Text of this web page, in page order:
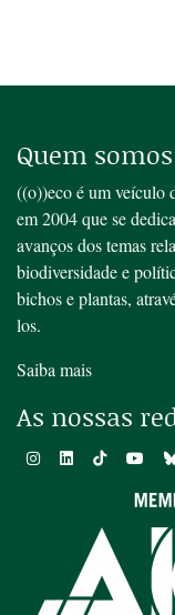
Quem somos
((o))eco é um veículo
em 2004 que se
avanços dos temas
biodiversidade e
bichos e plantas,
los.
Saiba mais
As nossas